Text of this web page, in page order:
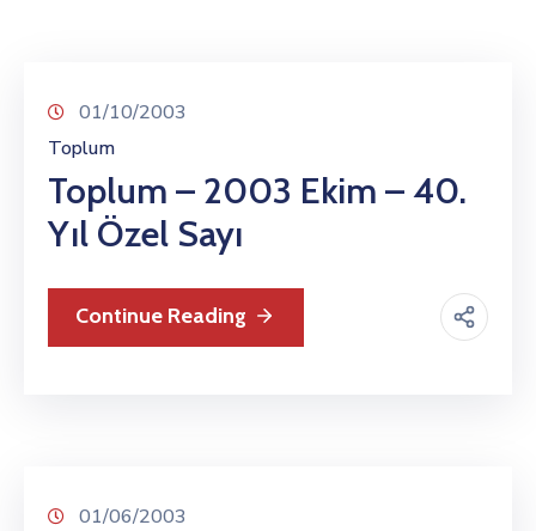
Support
01/10/2003
Toplum
Toplum – 2003 Ekim – 40.
Yıl Özel Sayı
Continue Reading
01/06/2003